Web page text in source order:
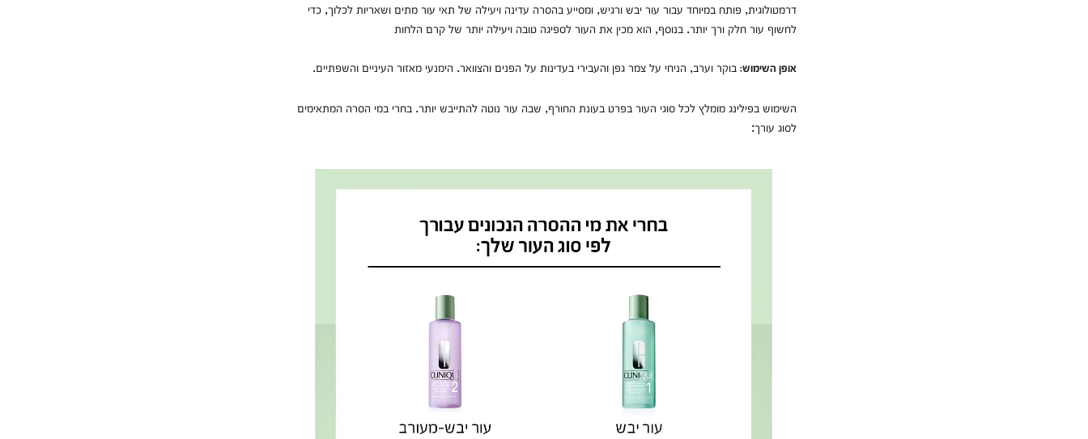
דרמטולוגית, פותח במיוחד עבור עור יבש ורגיש, ומסייע בהסרה עדינה ויעילה של תאי עור מתים ושאריות לכלוך, כדי
לחשוף עור חלק ורך יותר. בנוסף, הוא מכין את העור לספיגה טובה ויעילה יותר של קרם הלחות
אופן השימוש: בוקר וערב, הניחי על צמר גפן והעבירי בעדינות על הפנים והצוואר. הימנעי מאזור העיניים והשפתיים.
השימוש בפילינג מומלץ לכל סוגי העור בפרט בעונת החורף, שבה עור נוטה להתייבש יותר. בחרי במי הסרה המתאימים
לסוג עורך: